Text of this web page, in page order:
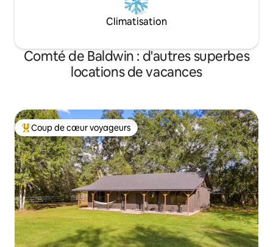
Climatisation
Comté de Baldwin : d'autres superbes
locations de vacances
Coups de cœur voyageurs les plus appréciés
Coup de cœur voyageurs